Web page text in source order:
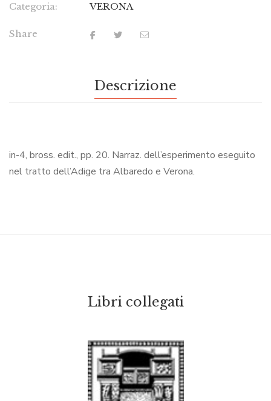
Categoria: VERONA
Share
Descrizione
in-4, bross. edit., pp. 20. Narraz. dell’esperimento eseguito
nel tratto dell’Adige tra Albaredo e Verona.
Libri collegati